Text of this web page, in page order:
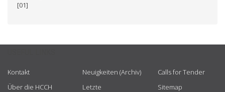
[01]
Kontakt
Über die HCCH
Neuigkeiten (Archiv)
Letzte
Calls for Tender
Sitemap